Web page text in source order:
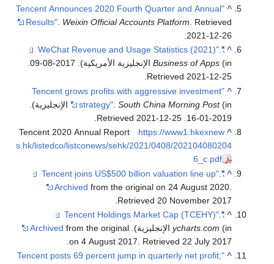
^
"Tencent Announces 2020 Fourth Quarter and Annual
Results" Weixin Official Accounts Platform . Retrieved
2021-12-26
^
"WeChat Revenue and Usage Statistics (2021)"
.
Business of Apps (in الإنجليزية الأمريكية). 2017-08-09
.
Retrieved2021-12-25
.
^
"Tencent grows profits with aggressive investment
strategy" .South China Morning Post
(in الإنجليزية).
2019-01-16
2021-12-25
^
Tencent 2020 Annual Report
https://www1.hkexnew
s.hk/listedco/listconews/sehk/2021/0408/202104080204
6_c.pdf
^
"Tencent joins US$500 billion valuation line up"
.
Archived from the original on 24 August 2020
Retrieved 20 November 2017
^
"Tencent Holdings Market Cap (TCEHY)"
.
ycharts.com (in الإنجليزية). Archived from the original
on 4 August 2017 . Retrieved 22 July 2017
.
^
"Tencent posts 69 percent jump in quarterly net profit;